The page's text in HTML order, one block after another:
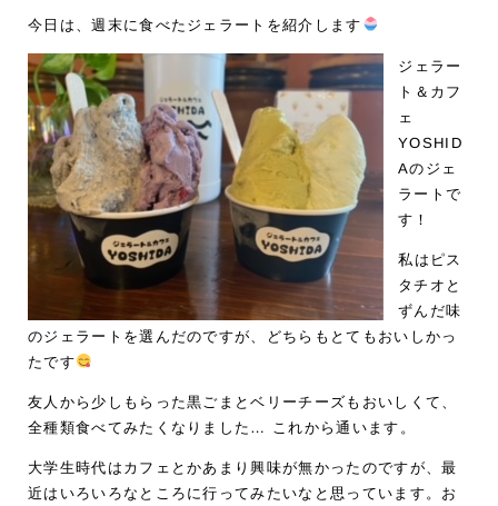
今日は、週末に食べたジェラートを紹介します
ジェラー
ト＆カフ
ェ
YOSHID
Aのジェ
ラートで
す！
私はピス
タチオと
ずんだ味
のジェラートを選んだのですが、どちらもとてもおいしかっ
たです
友人から少しもらった黒ごまとベリーチーズもおいしくて、
全種類食べてみたくなりました… これから通います。
大学生時代はカフェとかあまり興味が無かったのですが、最
近はいろいろなところに行ってみたいなと思っています。お